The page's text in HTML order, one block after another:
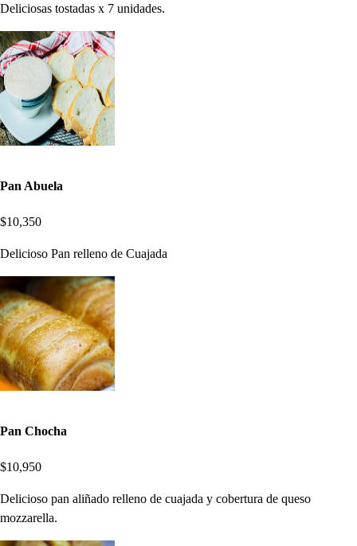
Deliciosas tostadas x 7 unidades.
Pan Abuela
$10,350
Delicioso Pan relleno de Cuajada
Pan Chocha
$10,950
Delicioso pan aliñado relleno de cuajada y cobertura de queso
mozzarella.